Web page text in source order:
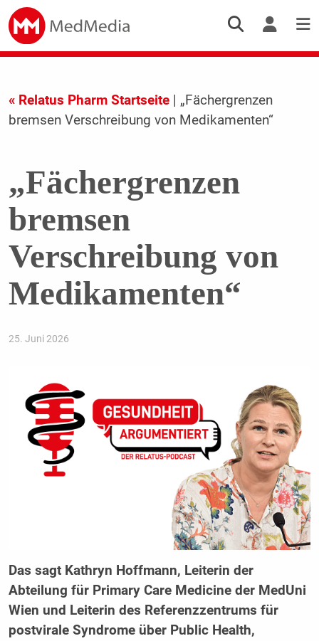
« Relatus Pharm Startseite| „Fächergrenzen
bremsen Verschreibung von Medikamenten“
„Fächergrenzen
bremsen
Verschreibung von
Medikamenten“
25. Juni 2026
Das sagt Kathryn Hoffmann, Leiterin der
Abteilung für Primary Care Medicine der MedUni
Wien und Leiterin des Referenzzentrums für
postvirale Syndrome über Public Health,